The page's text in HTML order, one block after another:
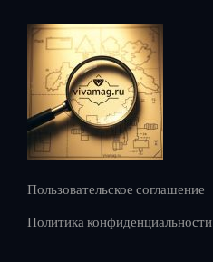
Пользовательское соглашение
Политика конфиденциальности